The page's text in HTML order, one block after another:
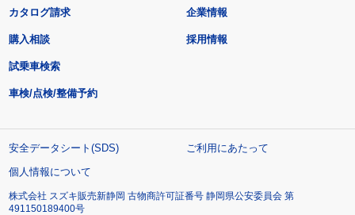
カタログ請求
購入相談
試乗車検索
車検/点検/整備予約
企業情報
採用情報
安全データシート(SDS)
ご利用にあたって
個人情報について
株式会社 スズキ販売新静岡 古物商許可証番号 静岡県公安委員会 第
491150189400号